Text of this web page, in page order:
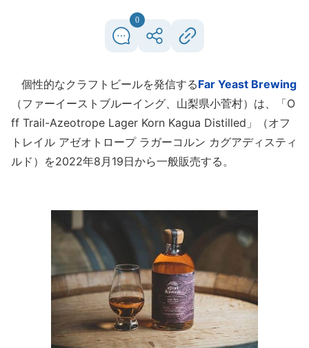
0
個性的なクラフトビールを発信するFar Yeast Brewing
（ファーイーストブルーイング、山梨県小菅村）は、「O
ff Trail-Azeotrope Lager Korn Kagua Distilled」（オフ
トレイル アゼオトロープ ラガーコルン カグアディスティ
ルド）を2022年8月19日から一般販売する。